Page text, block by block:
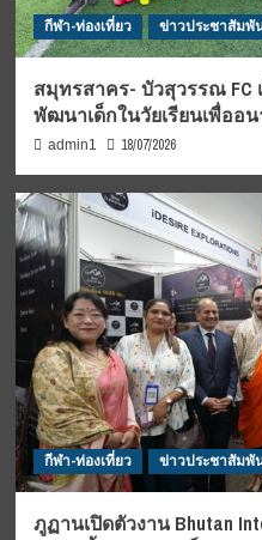
กีฬา-ท่องเที่ยว ข่าวประชาสัมพั
สมุทรสาคร- บัวสุวรรณ FC
พัฒนาเด็กในวัยเรียนเพื่ออ
admin1 18/07/2026
กีฬา-ท่องเที่ยว ข่าวประชาสัมพั
ภูฏานเปิดตัวงาน Bhutan